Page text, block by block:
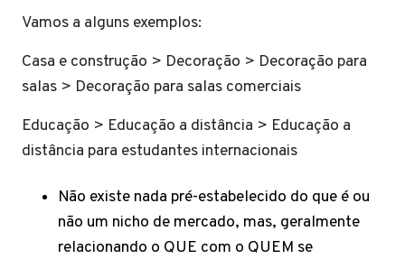
Vamos a alguns exemplos:
Casa e construção > Decoração > Decoração para
salas > Decoração para salas comerciais
Educação > Educação a distância > Educação a
distância para estudantes internacionais
Não existe nada pré-estabelecido do que é ou
não um nicho de mercado, mas, geralmente
relacionando o QUE com o QUEM se